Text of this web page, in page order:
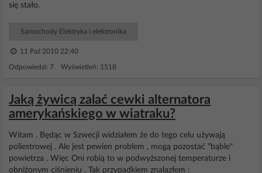
się stało.
Samochody Elektryka i elektronika
11 Paź 2010 22:40
Odpowiedzi: 7 Wyświetleń: 1518
Jaką żywicą zalać cewki alternatora
amerykańskiego w wiatraku?
Witam . Będąc w Szwecji widziałem że do tego celu używają
poliestrowej . Ale jest pewien problem , mogą pozostać "bąble"
powietrza . Więc Oni robią to w podwyższonej temperaturze i
obniżonym ciśnieniu . Tak przypadkiem znalazłem :